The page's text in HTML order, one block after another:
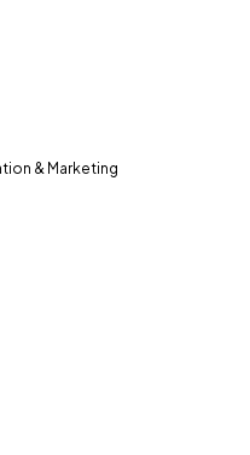
& Marketing